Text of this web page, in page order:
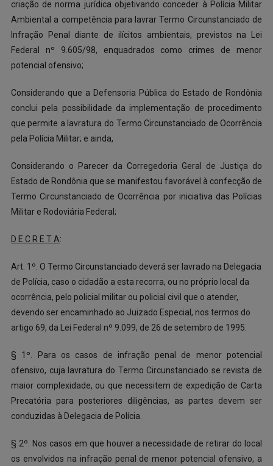
criação de norma jurídica objetivando conceder à Polícia Militar
Ambiental a competência para lavrar Termo Circunstanciado de
Infração Penal diante de ilícitos ambientais, previstos na Lei
Federal nº 9.605/98, enquadrados como crimes de menor
potencial ofensivo;
Considerando que a Defensoria Pública do Estado de Rondônia
conclui pela possibilidade da implementação de procedimento
que permite a lavratura do Termo Circunstanciado de Ocorrência
pela Polícia Militar; e ainda,
Considerando o Parecer da Corregedoria Geral de Justiça do
Estado de Rondônia que se manifestou favorável à confecção de
Termo Circunstanciado de Ocorrência por iniciativa das Polícias
Militar e Rodoviária Federal;
D E C R E T A:
Art. 1º. O Termo Circunstanciado deverá ser lavrado na Delegacia
de Polícia, caso o cidadão a esta recorra, ou no próprio local da
ocorrência, pelo policial militar ou policial civil que o atender,
devendo ser encaminhado ao Juizado Especial, nos termos do
artigo 69, da Lei Federal nº 9.099, de 26 de setembro de 1995.
§ 1º. Para os casos de infração penal de menor potencial
ofensivo, cuja lavratura do Termo Circunstanciado se revista de
maior complexidade, ou que necessitem de expedição de Carta
Precatória para posteriores diligências, as partes devem ser
conduzidas à Delegacia de Polícia.
§ 2º. Nos casos em que houver a necessidade de retirar do local
os envolvidos na infração penal de menor potencial ofensivo, a